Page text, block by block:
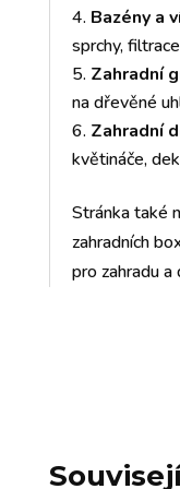
Bazény a
sprchy,
Zahradní
na dřevěné
Zahradní
květináče,
Stránka také
zahradních
pro zahradu a